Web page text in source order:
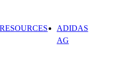
ADIDAS
AG